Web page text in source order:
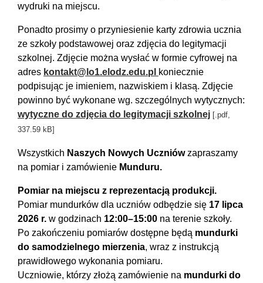
wydruki na miejscu.
Ponadto prosimy o przyniesienie karty zdrowia ucznia
ze szkoły podstawowej oraz zdjęcia do legitymacji
szkolnej. Zdjęcie można wysłać w formie cyfrowej na
adres kontakt@lo1.elodz.edu.pl
koniecznie
podpisując je imieniem, nazwiskiem i klasą. Zdjęcie
powinno być wykonane wg. szczególnych wytycznych:
wytyczne do zdjęcia do legitymacji szkolnej [.pdf,
337.59 kB]
Wszystkich Naszych Nowych Uczniówzapraszamy
na pomiar i zamówienie Munduru.
Pomiar na miejscu z reprezentacją produkcji.
Pomiar mundurków dla uczniów odbędzie się 17 lipca
2026 r. w godzinach 12:00–15:00 na terenie szkoły.
Po zakończeniu pomiarów dostępne będą mundurki
do samodzielnego mierzenia, wraz z instrukcją
prawidłowego wykonania pomiaru.
Uczniowie, którzy złożą zamówienie na mundurki do